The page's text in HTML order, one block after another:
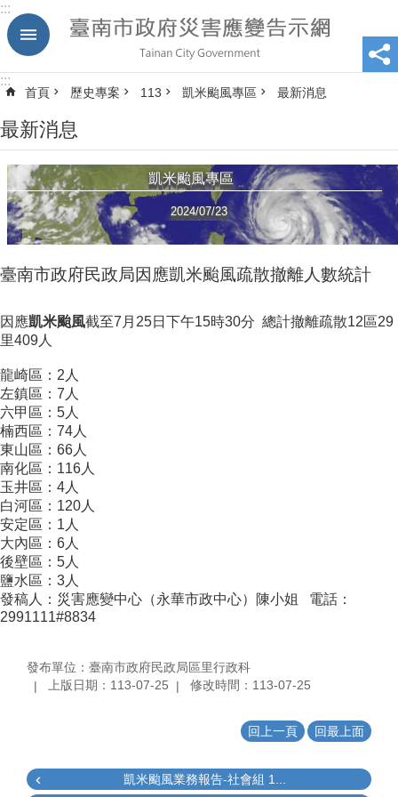
跳到主要內容區塊
:::
:::
首頁 歷史專案 113 凱米颱風專區 最新消息
最新消息
凱米颱風專區
2024/07/23
臺南市政府民政局因應凱米颱風疏散撤離人數統計
因應凱米颱風截至7月25日下午15時30分 總計撤離疏散12區29
里409人
龍崎區：2人
左鎮區：7人
六甲區：5人
楠西區：74人
東山區：66人
南化區：116人
玉井區：4人
白河區：120人
安定區：1人
大內區：6人
後壁區：5人
鹽水區：3人
發稿人：災害應變中心（永華市政中心）陳小姐 電話：
2991111#8834
發布單位：臺南市政府民政局區里行政科
上版日期：113-07-25
修改時間：113-07-25
回上一頁 回最上面
凱米颱風業務報告-社會組 1...